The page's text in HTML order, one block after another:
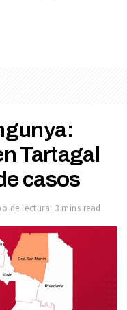
Tartagal
casos
de lectura: 3 mins read